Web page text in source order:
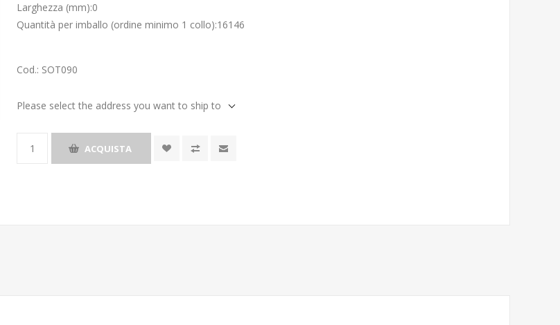
Larghezza (mm):0
Quantità per imballo (ordine minimo 1 collo):16146
Cod.: SOT090
Please select the address you want to ship to
ACQUISTA